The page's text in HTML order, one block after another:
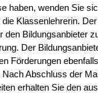
haben, wenden Sie
Klassenlehrerin.
den Bildungsanbieter
Der
Förderungen
Nach Abschluss der
erhalten Sie den